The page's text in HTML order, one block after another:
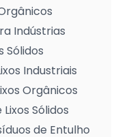
Indústrias
Sólidos
Industriais
Orgânicos
Sólidos
de Entulho